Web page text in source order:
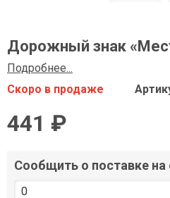
Дорожный знак
Подробнее...
Скоро в продаже
441 ₽
Сообщить о поставке на